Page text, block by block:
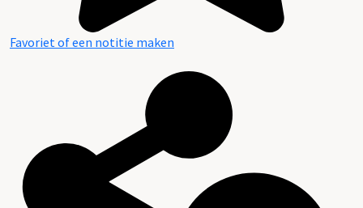
Favoriet of een notitie maken